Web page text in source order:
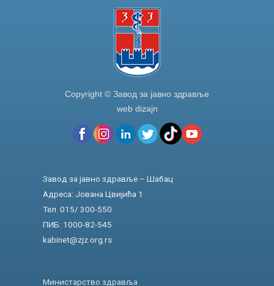
Copyright © Завод за јавно здравље
web dizajn
Завод за јавно здравље – Шабац
Адреса: Јована Цвијића 1
Тел. 015/ 300-550
ПИБ: 1000-82-545
kabinet@zjz.org.rs
Министарство здравља